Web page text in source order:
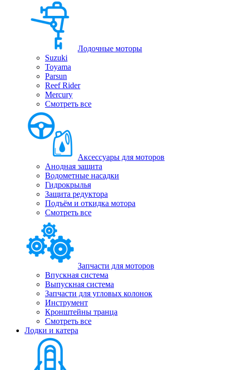
Лодочные моторы
Suzuki
Toyama
Parsun
Reef Rider
Mercury
Смотреть все
Аксессуары для моторов
Анодная защита
Водометные насадки
Гидрокрылья
Защита редуктора
Подъём и откидка мотора
Смотреть все
Запчасти для моторов
Впускная система
Выпускная система
Запчасти для угловых колонок
Инструмент
Кронштейны транца
Смотреть все
Лодки и катера